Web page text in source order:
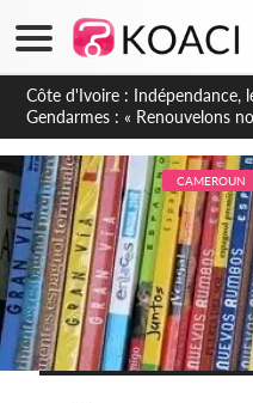
Sierra Leone : Un projet de
gestation, points clés des
CAMEROUN